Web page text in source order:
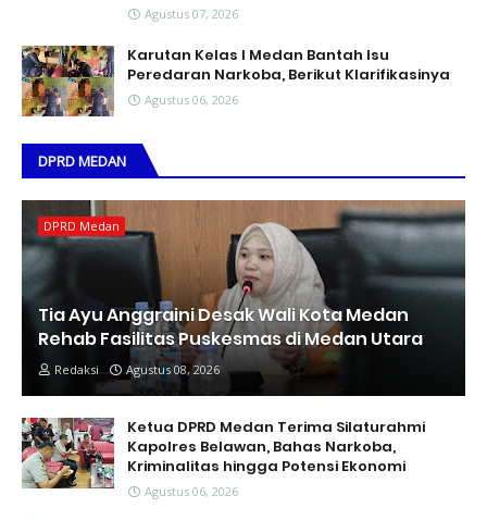
Agustus 07, 2026
Karutan Kelas I Medan Bantah Isu
Peredaran Narkoba, Berikut Klarifikasinya
Agustus 06, 2026
DPRD MEDAN
DPRD Medan
Tia Ayu Anggraini Desak Wali Kota Medan
Rehab Fasilitas Puskesmas di Medan Utara
Redaksi Agustus 08, 2026
Ketua DPRD Medan Terima Silaturahmi
Kapolres Belawan, Bahas Narkoba,
Kriminalitas hingga Potensi Ekonomi
Agustus 06, 2026